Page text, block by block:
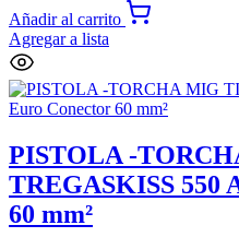
Añadir al carrito
Agregar a lista
PISTOLA -
TREGASKISS 550
60 mm²